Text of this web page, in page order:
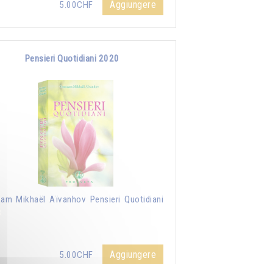
5.00CHF Aggiungere
Pensieri Quotidiani 2020
Mikhaël Aïvanhov Pensieri Quotidiani
5.00CHF Aggiungere